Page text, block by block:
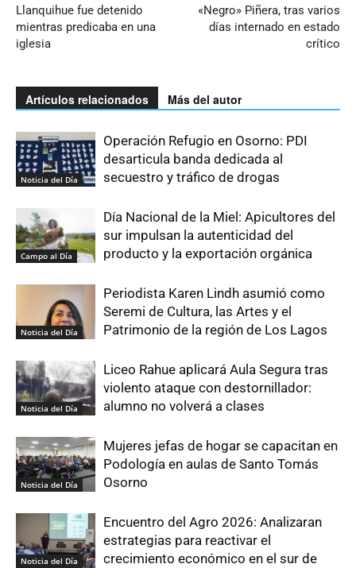
Llanquihue fue detenido
mientras predicaba en una
iglesia
«Negro» Piñera, tras varios
días internado en estado
crítico
Artículos relacionados Más del autor
Noticia del Día
Operación Refugio en Osorno: PDI
desarticula banda dedicada al
secuestro y tráfico de drogas
Campo al Día
Día Nacional de la Miel: Apicultores del
sur impulsan la autenticidad del
producto y la exportación orgánica
Noticia del Día
Periodista Karen Lindh asumió como
Seremi de Cultura, las Artes y el
Patrimonio de la región de Los Lagos
Noticia del Día
Liceo Rahue aplicará Aula Segura tras
violento ataque con destornillador:
alumno no volverá a clases
Noticia del Día
Mujeres jefas de hogar se capacitan en
Podología en aulas de Santo Tomás
Osorno
Noticia del Día
Encuentro del Agro 2026: Analizaran
estrategias para reactivar el
crecimiento económico en el sur de